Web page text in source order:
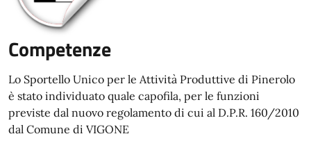
Competenze
Lo Sportello Unico per le Attività Produttive di Pinerolo
è stato individuato quale capofila, per le funzioni
previste dal nuovo regolamento di cui al D.P.R. 160/2010
dal Comune di VIGONE